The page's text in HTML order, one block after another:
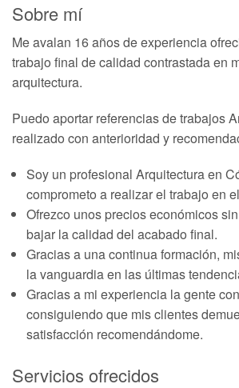
Sobre mí
Me avalan 16 años de experiencia
trabajo final de calidad contrastada en
arquitectura.
Puedo aportar referencias de trabajos
realizado con anterioridad y
Soy un profesional Arquitectura en
comprometo a realizar el trabajo en
Ofrezco unos precios económicos
bajar la calidad del acabado final.
Gracias a una continua formación,
la vanguardia en las últimas
Gracias a mi experiencia la gente
consiguiendo que mis clientes
satisfacción recomendándome.
Servicios ofrecidos